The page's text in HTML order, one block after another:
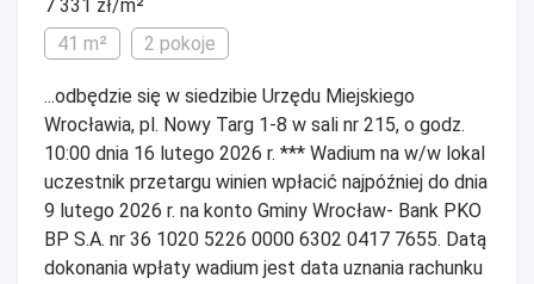
7 331 zł/m²
41 m²
2 pokoje
...odbędzie się w siedzibie Urzędu Miejskiego
Wrocławia, pl. Nowy Targ 1-8 w sali nr 215, o godz.
10:00 dnia 16 lutego 2026 r. *** Wadium na w/w lokal
uczestnik przetargu winien wpłacić najpóźniej do dnia
9 lutego 2026 r. na konto Gminy Wrocław- Bank PKO
BP S.A. nr 36 1020 5226 0000 6302 0417 7655. Datą
dokonania wpłaty wadium jest data uznania rachunku